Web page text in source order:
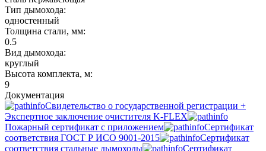
Тип дымохода:
одностенный
Толщина стали, мм:
0.5
Вид дымохода:
круглый
Высота комплекта, м:
9
Документация
Свидетельство о государственной регистрации +
Экспертное заключение очистителя K-FLEX
Пожарный сертификат с приложением
Сертификат
соответствия ГОСТ Р ИСО 9001-2015
Сертификат
соответствия стальные дымоходы
Сертификат